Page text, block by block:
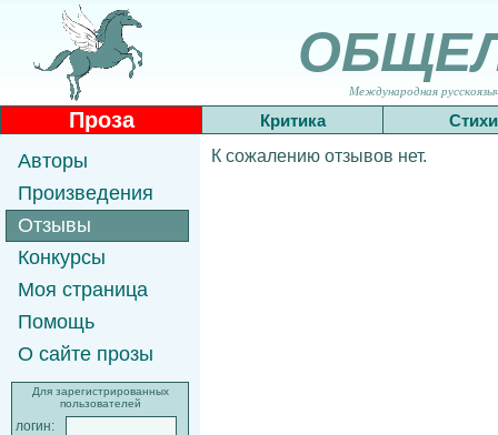
Международная
Проза Критика Стихи
Авторы
Произведения
Отзывы
Конкурсы
Моя страница
Помощь
О сайте прозы
Для зарегистрированных
пользователей
логин:
К сожалению отзывов нет.